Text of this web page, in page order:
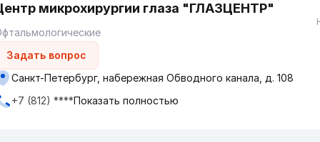
микрохирургии глаза "ГЛАЗЦЕНТР"
Задать вопрос
Санкт-Петербург, набережная Обводного канала, д. 108
+7 (812) ****Показать полностью